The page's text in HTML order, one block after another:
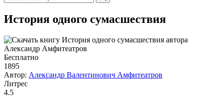
История одного сумасшествия
Бесплатно
1895
Автор: Александр Валентинович Амфитеатров
Литрес
4.5